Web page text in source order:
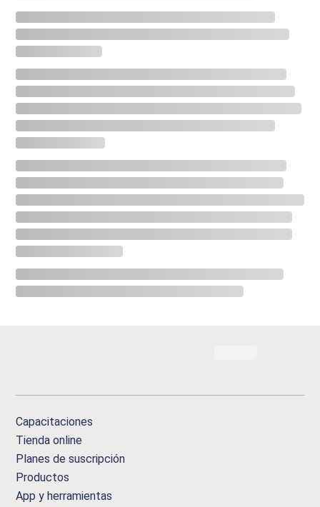
Capacitaciones
Tienda online
Planes de suscripción
Productos
App y herramientas